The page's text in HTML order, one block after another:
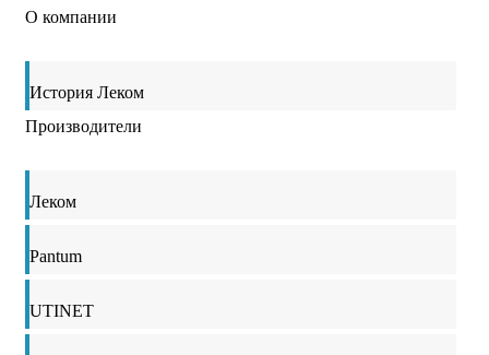
О компании
История Леком
Производители
Леком
Pantum
UTINET